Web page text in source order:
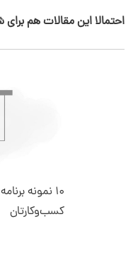
احتمالا این مقالات هم
10 نمونه
کسب‌وکارتان